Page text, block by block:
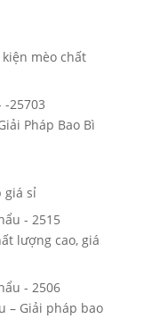
mèo chất
Pháp Bao Bì
giá sỉ
lượng cao, giá
– Giải pháp bao